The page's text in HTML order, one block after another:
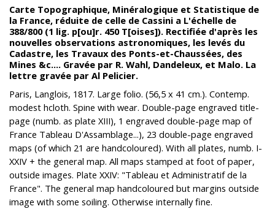
Carte Topographique, Minéralogique et Statistique de
la France, réduite de celle de Cassini a L'échelle de
388/800 (1 lig. p[ou]r. 450 T[oises]). Rectifiée d'après les
nouvelles observations astronomiques, les levés du
Cadastre, les Travaux des Ponts-et-Chaussées, des
Mines &c.... Gravée par R. Wahl, Dandeleux, et Malo. La
lettre gravée par Al Pelicier.
Paris, Langlois, 1817. Large folio. (56,5 x 41 cm.). Contemp.
modest hcloth. Spine with wear. Double-page engraved title-
page (numb. as plate XIII), 1 engraved double-page map of
France Tableau D'Assamblage...), 23 double-page engraved
maps (of which 21 are handcoloured). With all plates, numb. I-
XXIV + the general map. All maps stamped at foot of paper,
outside images. Plate XXIV: "Tableau et Administratif de la
France". The general map handcoloured but margins outside
image with some soiling. Otherwise internally fine.